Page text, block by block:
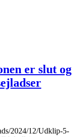
er slut og
2024/12/Udklip-5-